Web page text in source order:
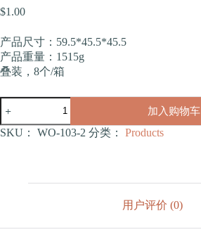
$1.00
产品尺寸：59.5*45.5*45.5
产品重量：1515g
叠装，8个/箱
封
闭
加入购物车
SKU： WO-103-2 分类： Products
用户评价 (0)